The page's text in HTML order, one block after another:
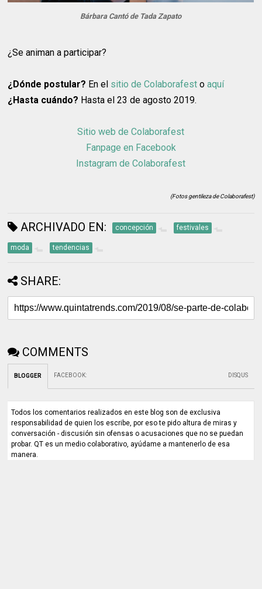
Bárbara Cantó de Tada Zapato
¿Se animan a participar?
¿Dónde postular? En el sitio de Colaborafest oaquí
¿Hasta cuándo? Hasta el 23 de agosto 2019.
Sitio web de Colaborafest
Fanpage en Facebook
Instagram de Colaborafest
(Fotos gentileza de Colaborafest)
ARCHIVADO EN: concepción festivales
moda tendencias
SHARE:
COMMENTS
BLOGGER FACEBOOK: DISQUS
Todos los comentarios realizados en este blog son de exclusiva
responsabilidad de quien los escribe, por eso te pido altura de miras y
conversación - discusión sin ofensas o acusaciones que no se puedan
probar. QT es un medio colaborativo, ayúdame a mantenerlo de esa
manera.